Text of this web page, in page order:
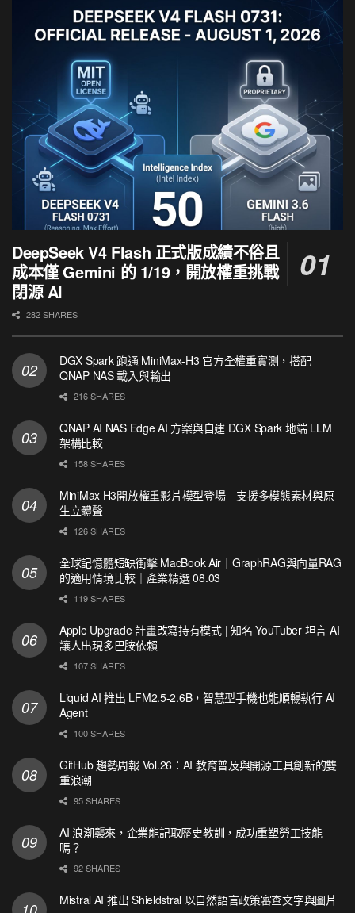
DeepSeek V4 Flash 正式版成績不俗且
成本僅 Gemini 的 1/19，開放權重挑戰
閉源 AI
282 SHARES
DGX Spark 跑通 MiniMax-H3 官方全權重實測，搭配
QNAP NAS 載入與輸出
216 SHARES
QNAP AI NAS Edge AI 方案與自建 DGX Spark 地端 LLM
架構比較
158 SHARES
MiniMax H3開放權重影片模型登場 支援多模態素材與原
生立體聲
126 SHARES
全球記憶體短缺衝擊 MacBook Air｜GraphRAG與向量RAG
的適用情境比較｜產業精選 08.03
119 SHARES
Apple Upgrade 計畫改寫持有模式 | 知名 YouTuber 坦言 AI
讓人出現多巴胺依賴
107 SHARES
Liquid AI 推出 LFM2.5-2.6B，智慧型手機也能順暢執行 AI
Agent
100 SHARES
GitHub 趨勢周報 Vol.26：AI 教育普及與開源工具創新的雙
重浪潮
95 SHARES
AI 浪潮襲來，企業能記取歷史教訓，成功重塑勞工技能
嗎？
92 SHARES
Mistral AI 推出 Shieldstral 以自然語言政策審查文字與圖片